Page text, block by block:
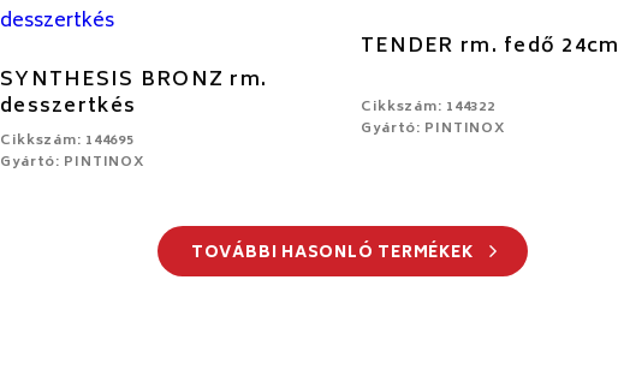
SYNTHESIS BRONZ rm.
desszertkés
Cikkszám: 144695
Gyártó: PINTINOX
TENDER rm. fedő 24cm
Cikkszám: 144322
Gyártó: PINTINOX
TOVÁBBI HASONLÓ TERMÉKEK